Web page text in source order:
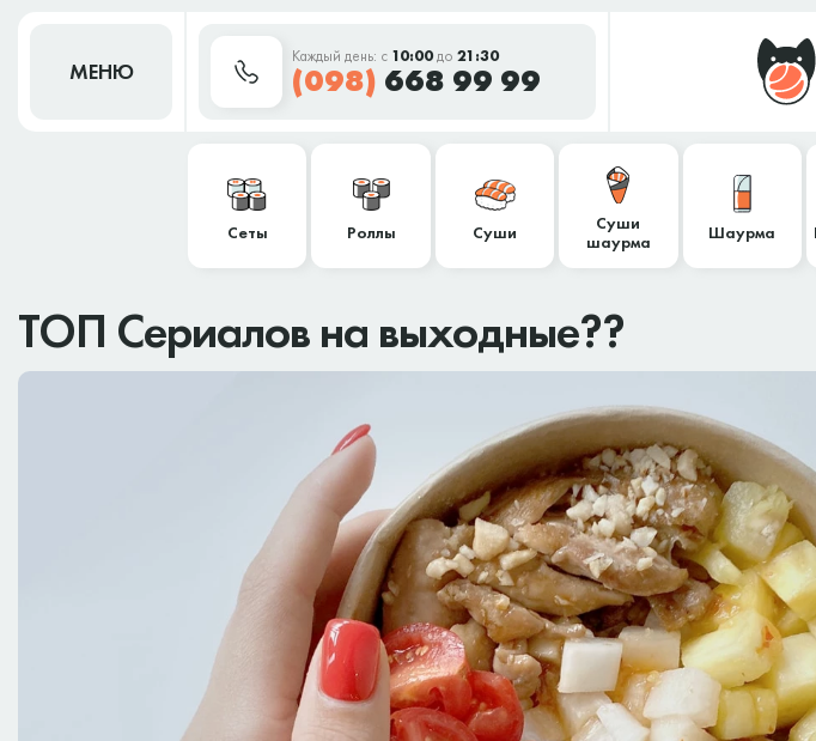
МЕНЮ
Каждый день: с 10:00до 21:30
(098) 668 99 99
Сеты Роллы Суши
Суши
шаурма
Шаурма
ТОП Сериалов на выходные??